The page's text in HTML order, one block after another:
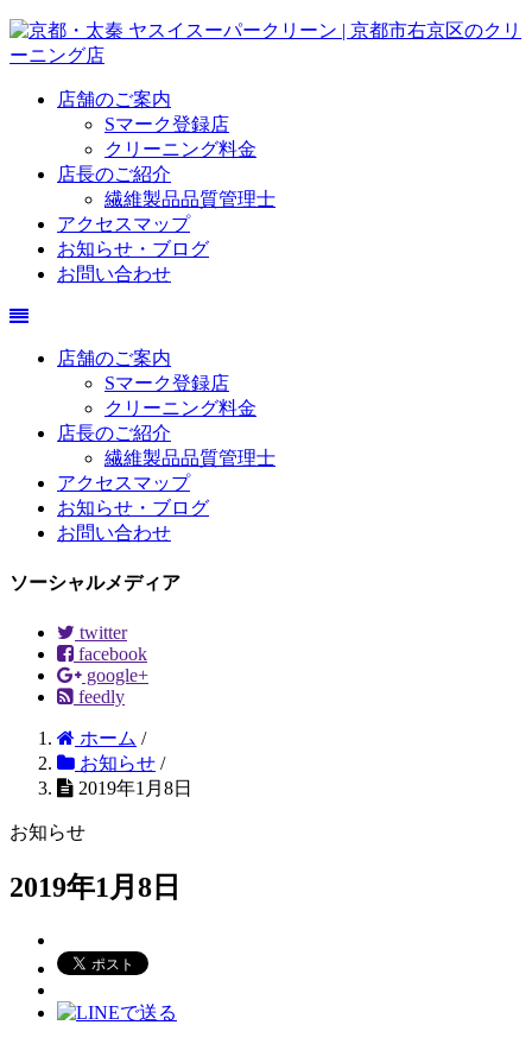
店舗のご案内
Sマーク登録店
クリーニング料金
店長のご紹介
繊維製品品質管理士
アクセスマップ
お知らせ・ブログ
お問い合わせ
店舗のご案内
Sマーク登録店
クリーニング料金
店長のご紹介
繊維製品品質管理士
アクセスマップ
お知らせ・ブログ
お問い合わせ
ソーシャルメディア
twitter
facebook
google+
feedly
ホーム /
お知らせ /
2019年1月8日
お知らせ
2019年1月8日